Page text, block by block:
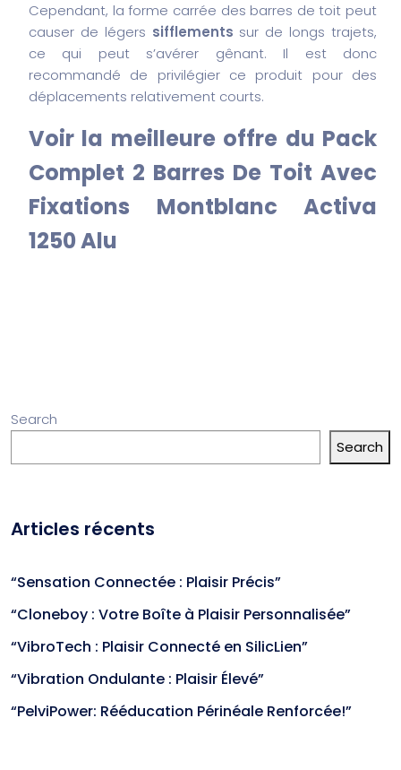
Cependant, la forme carrée des barres de toit peut
causer de légers sifflements sur de longs trajets,
ce qui peut s’avérer gênant. Il est donc
recommandé de privilégier ce produit pour des
déplacements relativement courts.
Voir la meilleure offre du Pack
Complet 2 Barres De Toit Avec
Fixations Montblanc Activa
1250 Alu
Search
Search
Articles récents
“Sensation Connectée : Plaisir Précis”
“Cloneboy : Votre Boîte à Plaisir Personnalisée”
“VibroTech : Plaisir Connecté en SilicLien”
“Vibration Ondulante : Plaisir Élevé”
“PelviPower: Rééducation Périnéale Renforcée!”